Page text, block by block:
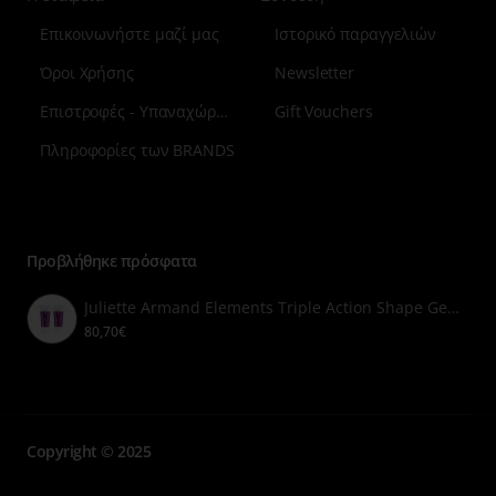
7
Επικοινωνήστε μαζί μας
Όροι Χρήσης
Επιστροφές - Υπαναχώρηση
Πληροφορίες των BRANDS
Ιστορικό παραγγελιών
Newsletter
Gift Vouchers
Προβλήθηκε πρόσφατα
Juliette Armand Elements Triple Action Shape Gel 200ml & Stretch Firm Cream 200ml
80,70€
Copyright © 2025